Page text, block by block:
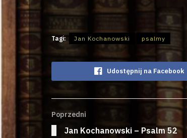
Tagi: Jan Kochanowski psalmy
Udostępnij na Facebook
Poprzedni
Jan Kochanowski – Psalm 52